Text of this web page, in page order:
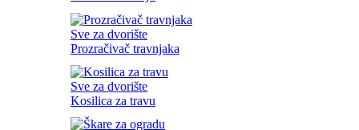
Sve za dvorište
Prozračivač travnjaka
Sve za dvorište
Kosilica za travu